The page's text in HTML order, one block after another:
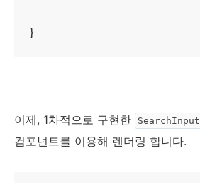
}
이제, 1차적으로 구현한 SearchInput
컴포넌트를 이용해 렌더링 합니다.